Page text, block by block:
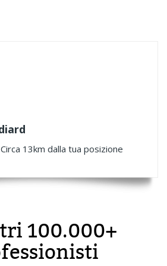
13km dalla tua posizione
100.000+